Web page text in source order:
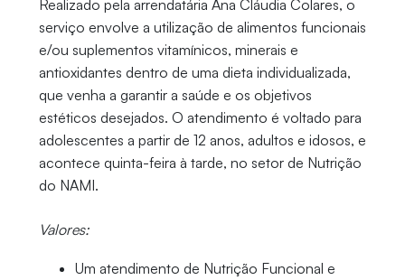
Realizado pela arrendatária Ana Cláudia Colares, o
serviço envolve a utilização de alimentos funcionais
e/ou suplementos vitamínicos, minerais e
antioxidantes dentro de uma dieta individualizada,
que venha a garantir a saúde e os objetivos
estéticos desejados. O atendimento é voltado para
adolescentes a partir de 12 anos, adultos e idosos, e
acontece quinta-feira à tarde, no setor de Nutrição
do NAMI.
Valores:
Um atendimento de Nutrição Funcional e